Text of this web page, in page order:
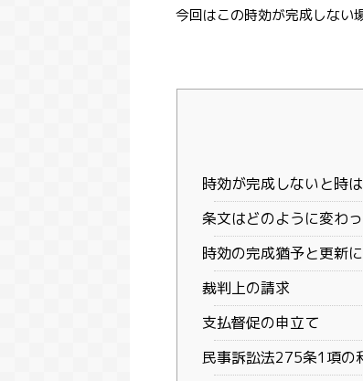
今回はこの時効が完成しない
時効が完成しないと時
条文はどのように変わ
時効の完成猶予と更新
裁判上の請求
支払督促の申立て
民事訴訟法275条1項の